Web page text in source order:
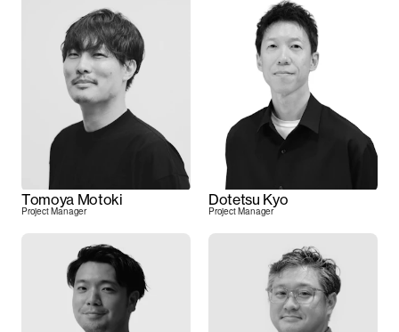
Tomoya Motoki
Project Manager
Dotetsu Kyo
Project Manager